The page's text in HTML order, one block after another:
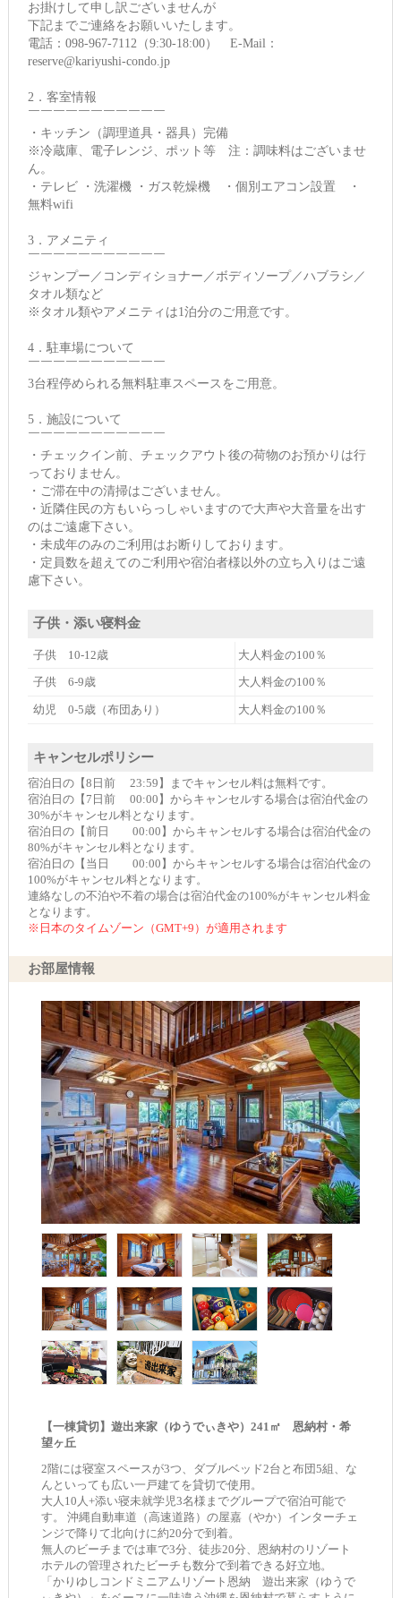
お掛けして申し訳ございませんが
下記までご連絡をお願いいたします。
電話：098-967-7112（9:30-18:00） E-Mail：
reserve@kariyushi-condo.jp
2．客室情報
￣￣￣￣￣￣￣￣￣￣￣
・キッチン（調理道具・器具）完備
※冷蔵庫、電子レンジ、ポット等 注：調味料はございませ
ん。
・テレビ ・洗濯機 ・ガス乾燥機 ・個別エアコン設置 ・
無料wifi
3．アメニティ
￣￣￣￣￣￣￣￣￣￣￣
ジャンプー／コンディショナー／ボディソープ／ハブラシ／
タオル類など
※タオル類やアメニティは1泊分のご用意です。
4．駐車場について
￣￣￣￣￣￣￣￣￣￣￣
3台程停められる無料駐車スペースをご用意。
5．施設について
￣￣￣￣￣￣￣￣￣￣￣
・チェックイン前、チェックアウト後の荷物のお預かりは行
っておりません。
・ご滞在中の清掃はございません。
・近隣住民の方もいらっしゃいますので大声や大音量を出す
のはご遠慮下さい。
・未成年のみのご利用はお断りしております。
・定員数を超えてのご利用や宿泊者様以外の立ち入りはご遠
慮下さい。
子供・添い寝料金
子供 10-12歳 大人料金の100％
子供 6-9歳 大人料金の100％
幼児 0-5歳（布団あり） 大人料金の100％
キャンセルポリシー
宿泊日の【8日前 23:59】までキャンセル料は無料です。
宿泊日の【7日前 00:00】からキャンセルする場合は宿泊代金の
30%がキャンセル料となります。
宿泊日の【前日 00:00】からキャンセルする場合は宿泊代金の
80%がキャンセル料となります。
宿泊日の【当日 00:00】からキャンセルする場合は宿泊代金の
100%がキャンセル料となります。
連絡なしの不泊や不着の場合は宿泊代金の100%がキャンセル料金
となります。
※日本のタイムゾーン（GMT+9）が適用されます
お部屋情報
【一棟貸切】遊出来家（ゆうでぃきや）241㎡ 恩納村・希
望ヶ丘
2階には寝室スペースが3つ、ダブルベッド2台と布団5組、な
んといっても広い一戸建てを貸切で使用。
大人10人+添い寝未就学児3名様までグループで宿泊可能で
す。 沖縄自動車道（高速道路）の屋嘉（やか）インターチェ
ンジで降りて北向けに約20分で到着。
無人のビーチまでは車で3分、徒歩20分、恩納村のリゾート
ホテルの管理されたビーチも数分で到着できる好立地。
「かりゆしコンドミニアムリゾート恩納 遊出来家（ゆうで